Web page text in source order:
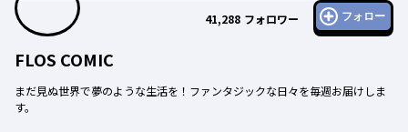
41,288 フォロワー フォロー
FLOS COMIC
まだ見ぬ世界で夢のような生活を！ファンタジックな日々を毎週お届けしま
す。